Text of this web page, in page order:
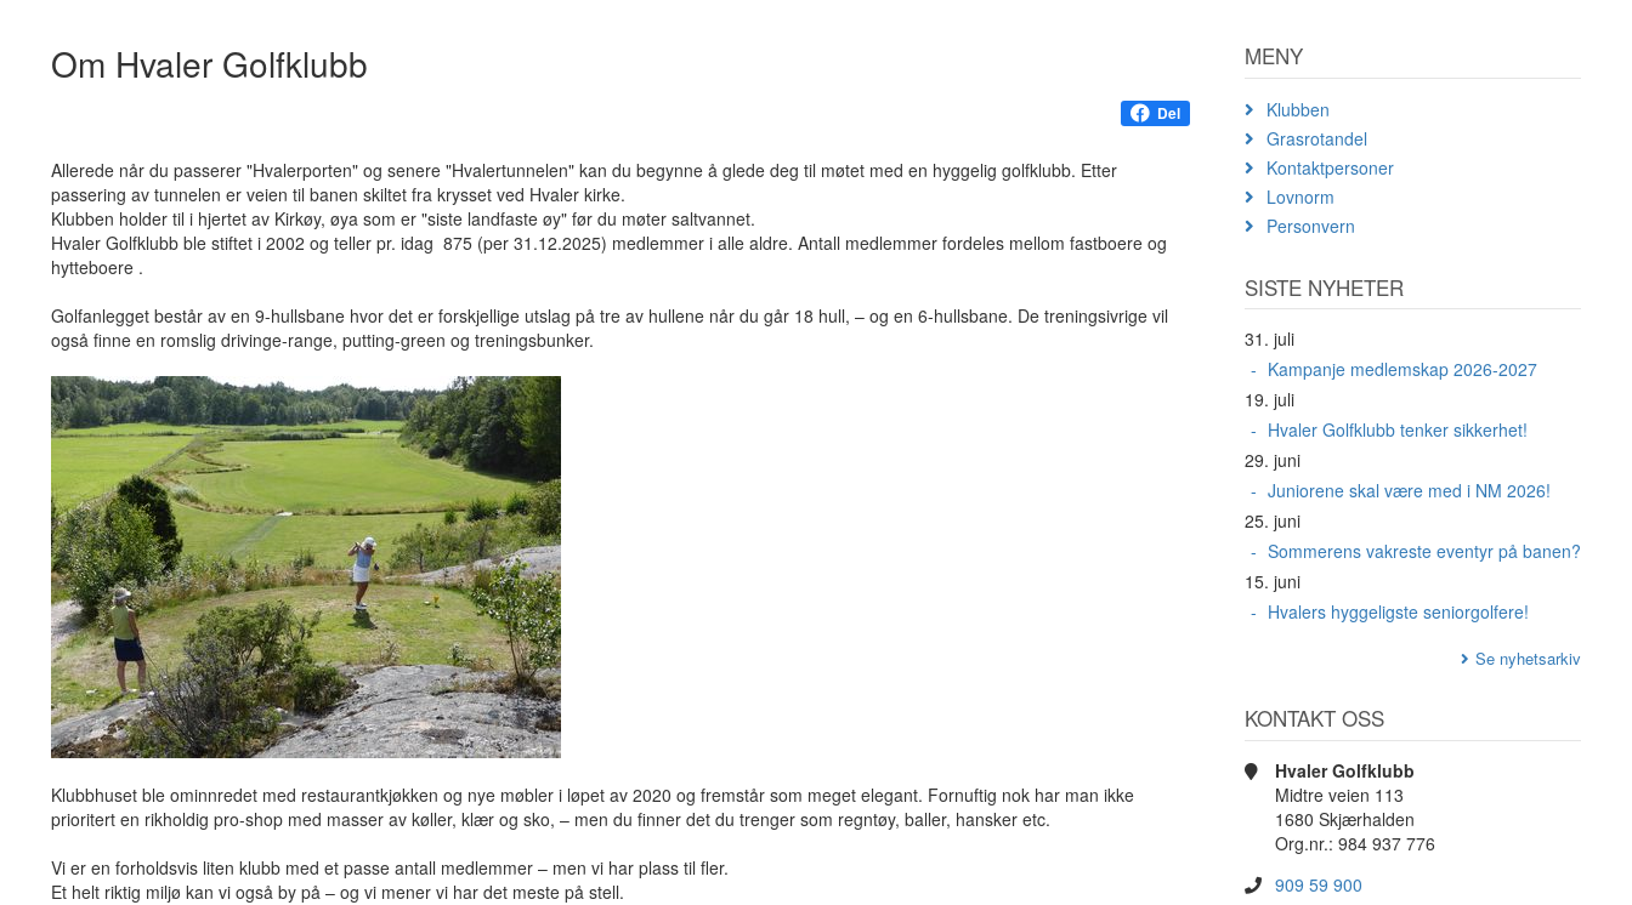
Om Hvaler Golfklubb
Del
Allerede når du passerer "Hvalerporten" og senere "Hvalertunnelen" kan du begynne å glede deg til møtet med en hyggelig golfklubb. Etter
passering av tunnelen er veien til banen skiltet fra krysset ved Hvaler kirke.
Klubben holder til i hjertet av Kirkøy, øya som er "siste landfaste øy" før du møter saltvannet.
Hvaler Golfklubb ble stiftet i 2002 og teller pr. idag 875 (per 31.12.2025) medlemmer i alle aldre. Antall medlemmer fordeles mellom fastboere og
hytteboere .
Golfanlegget består av en 9-hullsbane hvor det er forskjellige utslag på tre av hullene når du går 18 hull, – og en 6-hullsbane. De treningsivrige vil
også finne en romslig drivinge-range, putting-green og treningsbunker.
Klubbhuset ble ominnredet med restaurantkjøkken og nye møbler i løpet av 2020 og fremstår som meget elegant. Fornuftig nok har man ikke
prioritert en rikholdig pro-shop med masser av køller, klær og sko, – men du finner det du trenger som regntøy, baller, hansker etc.
Vi er en forholdsvis liten klubb med et passe antall medlemmer – men vi har plass til fler.
Et helt riktig miljø kan vi også by på – og vi mener vi har det meste på stell.
MENY
Klubben
Grasrotandel
Kontaktpersoner
Lovnorm
Personvern
SISTE NYHETER
31. juli
Kampanje medlemskap 2026-2027
19. juli
Hvaler Golfklubb tenker sikkerhet!
29. juni
Juniorene skal være med i NM 2026!
25. juni
Sommerens vakreste eventyr på banen?
15. juni
Hvalers hyggeligste seniorgolfere!
Se nyhetsarkiv
KONTAKT OSS
Hvaler Golfklubb
Midtre veien 113
1680 Skjærhalden
Org.nr.: 984 937 776
909 59 900